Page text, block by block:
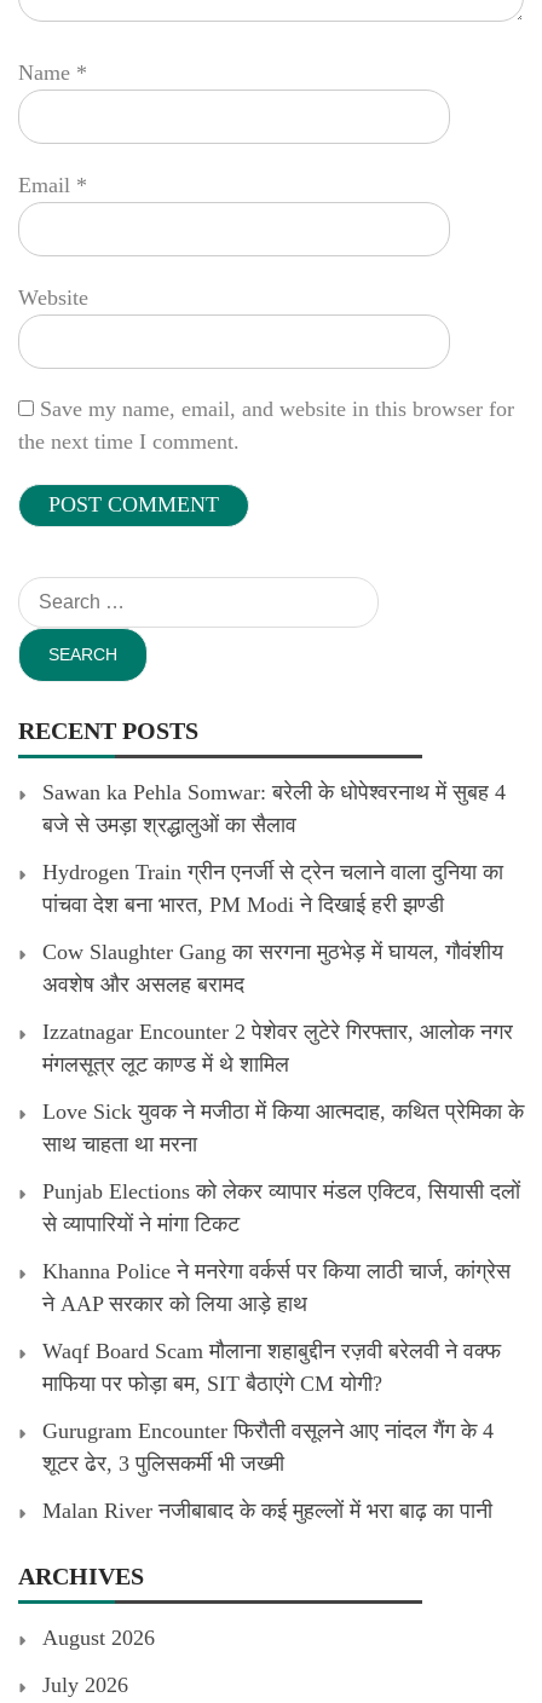
Name *
Email *
Website
Save my name, email, and website in this browser for
the next time I comment.
Search
for:
RECENT POSTS
Sawan ka Pehla Somwar: बरेली के धोपेश्वरनाथ में सुबह 4
बजे से उमड़ा श्रद्धालुओं का सैलाव
Hydrogen Train ग्रीन एनर्जी से ट्रेन चलाने वाला दुनिया का
पांचवा देश बना भारत, PM Modi ने दिखाई हरी झण्डी
Cow Slaughter Gang का सरगना मुठभेड़ में घायल, गौवंशीय
अवशेष और असलह बरामद
Izzatnagar Encounter 2 पेशेवर लुटेरे गिरफ्तार, आलोक नगर
मंगलसूत्र लूट काण्‍ड में थे शामिल
Love Sick युवक ने मजीठा में किया आत्मदाह, कथित प्रेमिका के
साथ चाहता था मरना
Punjab Elections को लेकर व्यापार मंडल एक्टिव, सियासी दलों
से व्यापारियों ने मांगा टिकट
Khanna Police ने मनरेगा वर्कर्स पर किया लाठी चार्ज, कांग्रेस
ने AAP सरकार को लिया आड़े हाथ
Waqf Board Scam मौलाना शहाबुद्दीन रज़वी बरेलवी ने वक्फ
माफिया पर फोड़ा बम, SIT बैठाएंगे CM योगी?
Gurugram Encounter फिरौती वसूलने आए नांदल गैंग के 4
शूटर ढेर, 3 पुलिसकर्मी भी जख्मी
Malan River नजीबाबाद के कई मुहल्लों में भरा बाढ़ का पानी
ARCHIVES
August 2026
July 2026